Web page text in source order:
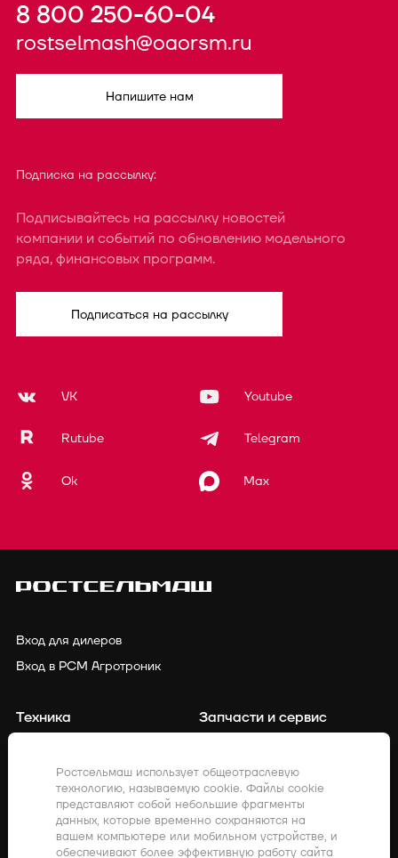
8 800 250-60-04
rostselmash@oaorsm.ru
Напишите нам
Подписка на рассылку:
Подписывайтесь на рассылку новостей
компании и событий по обновлению модельного
ряда, финансовых программ.
Подписаться на рассылку
VK Youtube
Rutube Telegram
Ok Max
Вход для дилеров
Вход в РСМ Агротроник
Техника
Точное земледелие
Закупки
Запчасти и сервис
Клиенты о нас
Акции
Ростсельмаш использует общеотраслевую
технологию, называемую cookie. Файлы cookie
представляют собой небольшие фрагменты
данных, которые временно сохраняются на
вашем компьютере или мобильном устройстве, и
обеспечивают более эффективную работу сайта